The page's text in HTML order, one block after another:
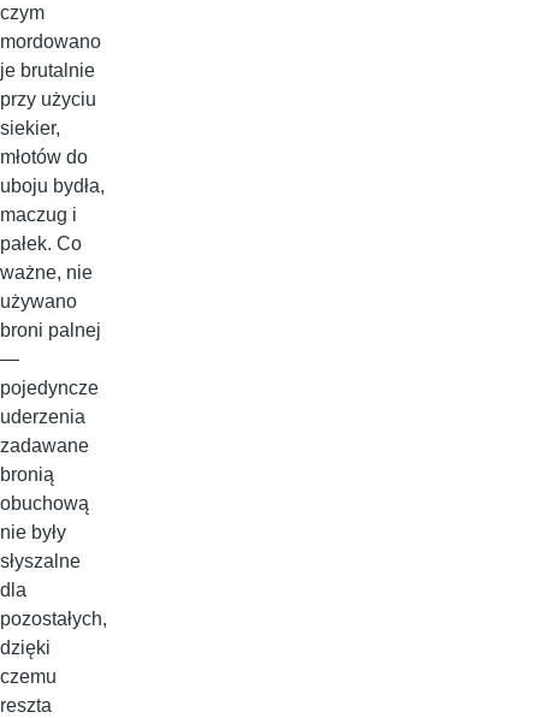
czym
mordowano
je brutalnie
przy użyciu
siekier,
młotów do
uboju bydła,
maczug i
pałek. Co
ważne, nie
używano
broni palnej
—
pojedyncze
uderzenia
zadawane
bronią
obuchową
nie były
słyszalne
dla
pozostałych,
dzięki
czemu
reszta